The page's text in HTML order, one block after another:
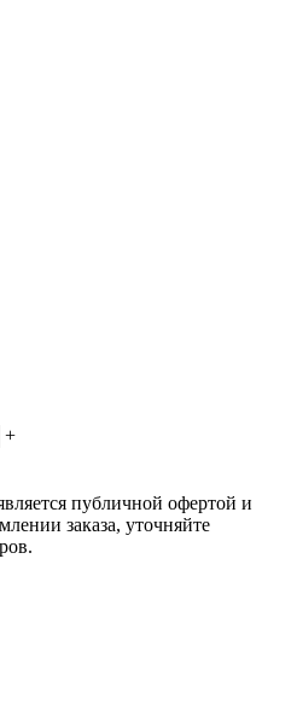
+
публичной офертой и
заказа, уточняйте